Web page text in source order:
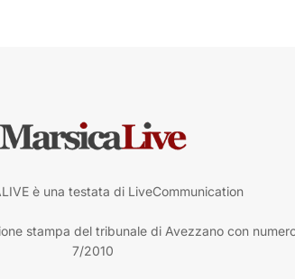
è una testata di LiveCommunication
stampa del tribunale di Avezzano con
7/2010